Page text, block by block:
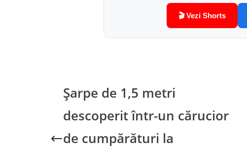
🎬 Vezi Shorts
Șarpe de 1,5 metri
descoperit într-un cărucior
de cumpărături la